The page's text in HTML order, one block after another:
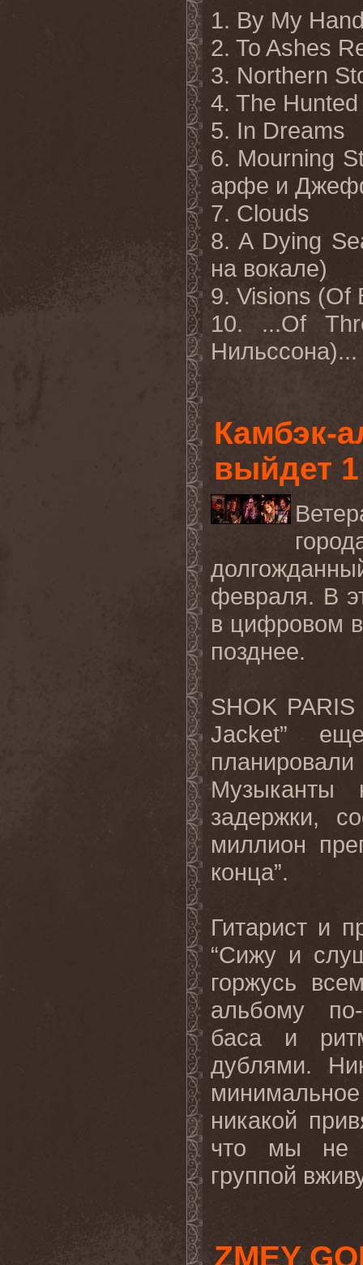
1. By My
2. To Ashes
3. Northern
4. The Hunted
5. In Dreams
6. Mourning
арфе и
7. Clouds
8. A Dying
на вокале)
9. Visions (Of
10. ...Of
Нильссона)...
Камбэк-
выйдет
февраля. В
в цифровом
позднее.
SHOK PARIS
Jacket”
Музыканты
задержки,
миллион
конца”.
Гитарист и
“Сижу и
горжусь
альбому
баса и
дублями.
никакой
что мы не
группой
ZMEY